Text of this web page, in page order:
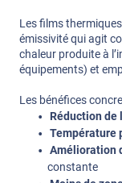
Les films
émissivité qui agit
chaleur produite à
équipements) et
Les bénéfices
Réduction de
Température
Amélioration
constante